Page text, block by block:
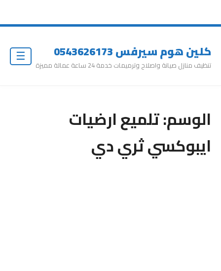
كلين هوم سيرفس 0543626173
تنظيف منازل صيانة واصلاح وترميمات خدمة 24 ساعة عمالة مميزة
الوسم:تلميع ارضيات
ايبوكسي ثري دي